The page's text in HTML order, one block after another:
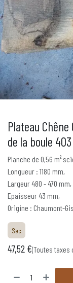
Plateau
de la boule
Planche de 0,56 m²
Longueur : 1180 mm,
Largeur 480 - 470 mm,
Epaisseur 43 mm,
Origine : Chaumont-
Sec
47,52 €(Toutes